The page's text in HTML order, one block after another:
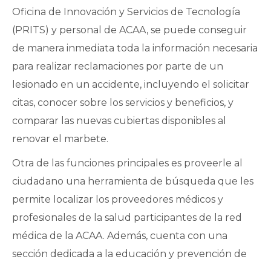
Oficina de Innovación y Servicios de Tecnología
(PRITS) y personal de ACAA, se puede conseguir
de manera inmediata toda la información necesaria
para realizar reclamaciones por parte de un
lesionado en un accidente, incluyendo el solicitar
citas, conocer sobre los servicios y beneficios, y
comparar las nuevas cubiertas disponibles al
renovar el marbete.
Otra de las funciones principales es proveerle al
ciudadano una herramienta de búsqueda que les
permite localizar los proveedores médicos y
profesionales de la salud participantes de la red
médica de la ACAA. Además, cuenta con una
sección dedicada a la educación y prevención de